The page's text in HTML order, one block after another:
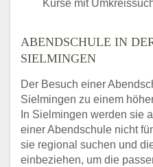
Kurse mit
ABENDSCHULE IN
SIELMINGEN
Der Besuch einer
Sielmingen zu einem
In Sielmingen werden sie
einer Abendschule nicht
sie regional suchen und
einbeziehen, um die